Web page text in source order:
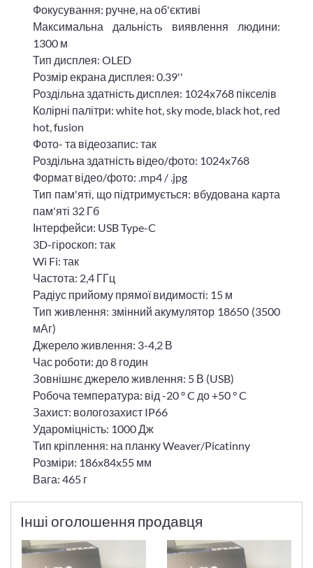
Фокусування: ручне, на об'єктиві
Максимальна дальність виявлення людини:
1300 м
Тип дисплея: OLED
Розмір екрана дисплея: 0.39''
Роздільна здатність дисплея: 1024x768 пікселів
Колірні палітри: white hot, sky mode, black hot, red
hot, fusion
Фото- та відеозапис: так
Роздільна здатність відео/фото: 1024x768
Формат відео/фото: .mp4 / .jpg
Тип пам'яті, що підтримується: вбудована карта
пам'яті 32 Гб
Інтерфейси: USB Type-C
3D-гіроскоп: так
Wi Fi: так
Частота: 2,4 ГГц
Радіус прийому прямої видимості: 15 м
Тип живлення: змінний акумулятор 18650 (3500
мАг)
Джерело живлення: 3-4,2 В
Час роботи: до 8 годин
Зовнішнє джерело живлення: 5 В (USB)
Робоча температура: від -20 ° C до +50 ° C
Захист: вологозахист IP66
Удароміцність: 1000 Дж
Тип кріплення: на планку Weaver/Picatinny
Розміри: 186x84x55 мм
Вага: 465 г
Інші оголошення продавця